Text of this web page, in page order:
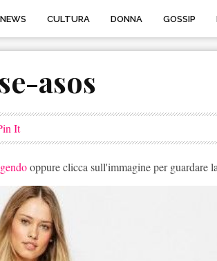
NEWS CULTURA DONNA GOSSIP
asos
It
oppure clicca sull'immagine per guardare